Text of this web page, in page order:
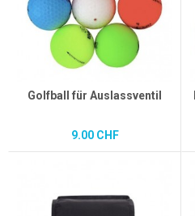
Golfball für Auslassventil
9.00 CHF